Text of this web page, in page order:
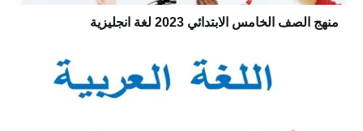
منهج الصف الخامس الابتدائي 2023 لغة انجليزية